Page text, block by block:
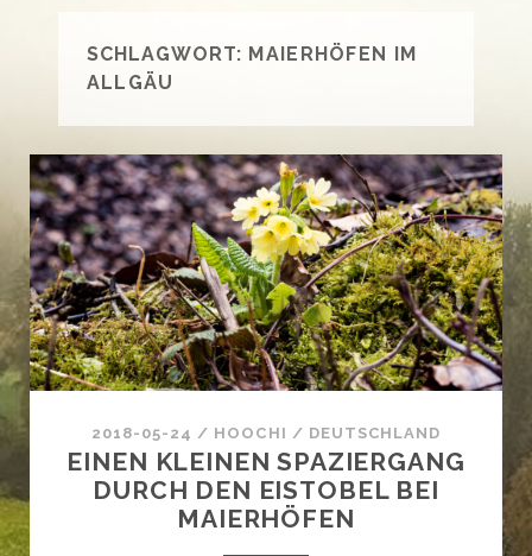
SCHLAGWORT: MAIERHÖFEN IM
ALLGÄU
2018-05-24 / HOOCHI / DEUTSCHLAND
EINEN KLEINEN SPAZIERGANG
DURCH DEN EISTOBEL BEI
MAIERHÖFEN